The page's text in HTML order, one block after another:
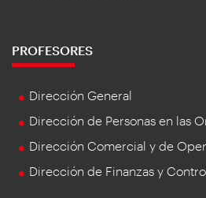
PROFESORES
Dirección General
Dirección de Personas en las
Dirección Comercial y de
Dirección de Finanzas y